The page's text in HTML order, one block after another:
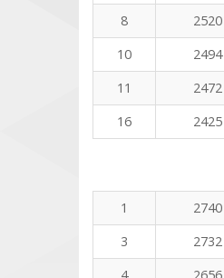
8
2520
10
2494
11
2472
16
2425
1
2740
3
2732